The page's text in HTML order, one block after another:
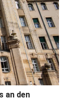
an den